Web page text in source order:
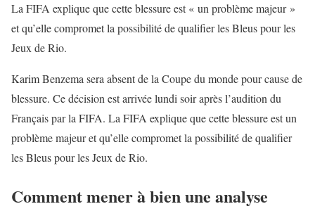
La FIFA explique que cette blessure est « un problème majeur »
et qu’elle compromet la possibilité de qualifier les Bleus pour les
Jeux de Rio.
Karim Benzema sera absent de la Coupe du monde pour cause de
blessure. Ce décision est arrivée lundi soir après l’audition du
Français par la FIFA. La FIFA explique que cette blessure est un
problème majeur et qu’elle compromet la possibilité de qualifier
les Bleus pour les Jeux de Rio.
Comment mener à bien une analyse